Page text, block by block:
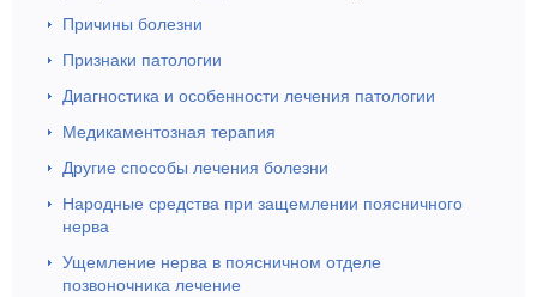
Причины болезни
Признаки патологии
Диагностика и особенности лечения патологии
Медикаментозная терапия
Другие способы лечения болезни
Народные средства при защемлении поясничного
нерва
Ущемление нерва в поясничном отделе
позвоночника лечение